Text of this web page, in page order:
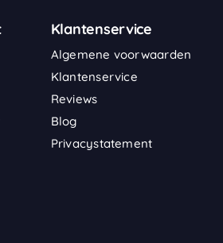
Klantenservice
Algemene voorwaarden
Klantenservice
Reviews
Blog
Privacystatement